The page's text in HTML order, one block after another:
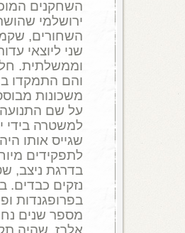
השחקנים
ירושלמי
השחורים,
שני ליוצאי
וממשלתית.
והם התמקדו
משכונות
על שם
למשטרה בידי
שגייס אותו
לתפקידים
בדרגת ניצב,
נזקים כבדים.
בפרופגנדות
מספר שנים
אלבז, שהיה